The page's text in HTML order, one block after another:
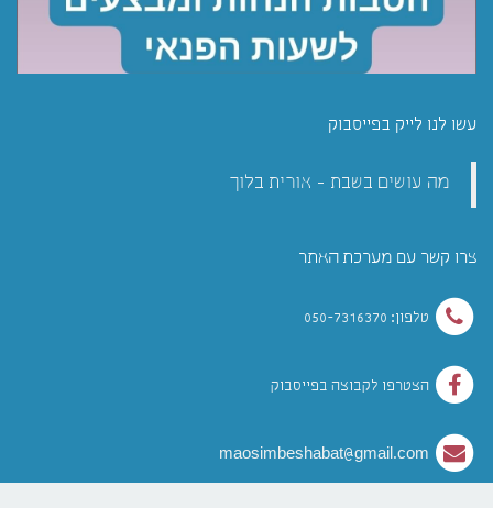
עשו לנו לייק בפייסבוק
מה עושים בשבת - אורית בלוך
צרו קשר עם מערכת האתר
טלפון: 050-7316370
הצטרפו לקבוצה בפייסבוק
maosimbeshabat@gmail.com